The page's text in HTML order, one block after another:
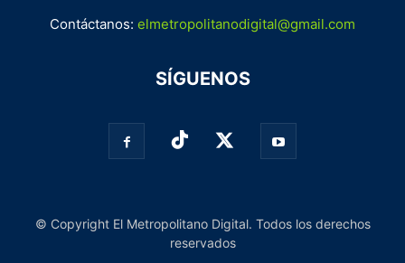
Contáctanos: elmetropolitanodigital@gmail.com
SÍGUENOS
© Copyright El Metropolitano Digital. Todos los derechos
reservados